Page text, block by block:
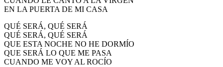
EN LA PUERTA DE MI CASA
QUÉ SERÁ, QUÉ SERÁ
QUÉ SERÁ, QUÉ SERÁ
QUE ESTA NOCHE NO HE DORMÍO
QUE SERÁ LO QUE ME PASA
CUANDO ME VOY AL ROCÍO